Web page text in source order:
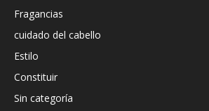
Fragancias
cuidado del cabello
Estilo
Constituir
Sin categoría